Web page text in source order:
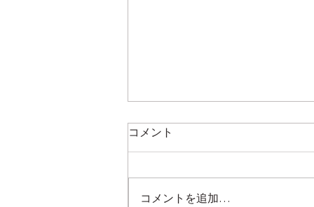
コメント
コメントを追加…